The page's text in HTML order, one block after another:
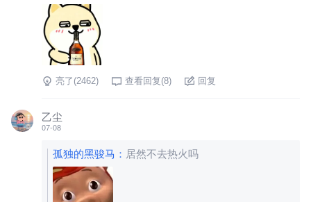
亮了(2462) 查看回复(8) 回复
乙尘
07-08
孤独的黑骏马 ： 居然不去热火吗